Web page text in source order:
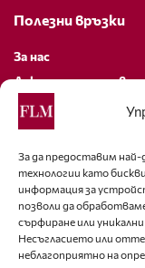
За да предоставим
технологии като
информация за
позволи да
сърфиране или
Несъгласието или
неблагоприятно на
Полезни връзки
За нас
Декларация за
Политика за
За контакти
editor@fashion-
+359 88 227 33 47
Последвайте ни